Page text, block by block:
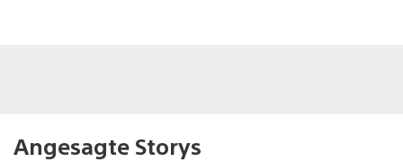
Angesagte Storys